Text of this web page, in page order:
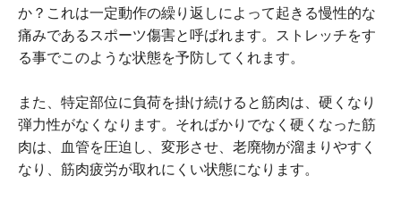
か？これは一定動作の繰り返しによって起きる慢性的な
痛みであるスポーツ傷害と呼ばれます。ストレッチをす
る事でこのような状態を予防してくれます。
また、特定部位に負荷を掛け続けると筋肉は、硬くなり
弾力性がなくなります。そればかりでなく硬くなった筋
肉は、血管を圧迫し、変形させ、老廃物が溜まりやすく
なり、筋肉疲労が取れにくい状態になります。